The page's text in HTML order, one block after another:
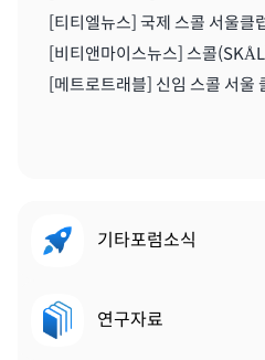
기타포럼소식
연구자료